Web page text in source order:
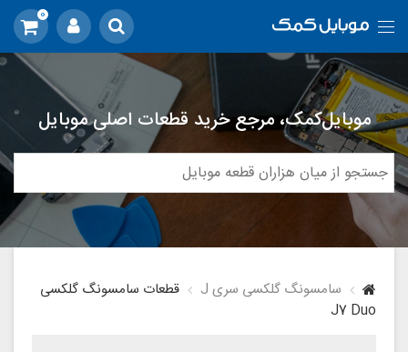
0
موبایل‌کمک، مرجع خرید قطعات اصلی موبایل
سامسونگ گلکسی سری J
قطعات سامسونگ گلکسی
J7 Duo